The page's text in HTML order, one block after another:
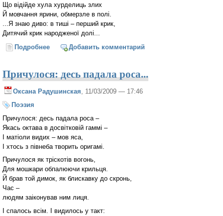
Що відійде хула хурделиць злих
Й мовчання ярини, обмерзле в полі.
...Я знаю диво: в тиші – перший крик,
Дитячий крик народженої долі...
Подробнее о Святили воду і світився світ...
Добавить комментарий
Причулося: десь падала роса...
Оксана Радушинская, 11/03/2009 — 17:46
Поэзия
Причулося: десь падала роса –
Якась октава в досвітковій гаммі –
І матіоли видих – мов яса,
І хтось з півнеба творить оригамі.
Причулося як тріскотів вогонь,
Для мошкари обпалюючи крильця.
Й брав той димок, як блискавку до скронь,
Час –
людям заіконував ним лиця.
І спалось всім. І видилось у такт: